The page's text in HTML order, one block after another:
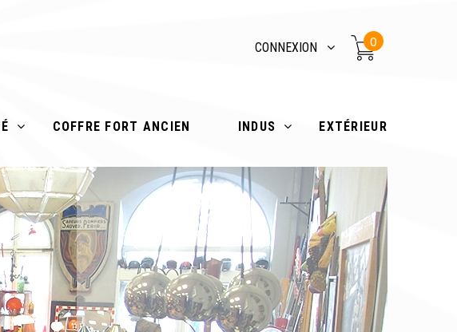
0
CONNEXION
COFFRE FORT ANCIEN INDUS EXTÉRIEUR